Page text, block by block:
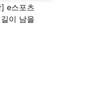
e스포츠
이 남을